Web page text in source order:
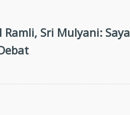
Sri Mulyani: Saya